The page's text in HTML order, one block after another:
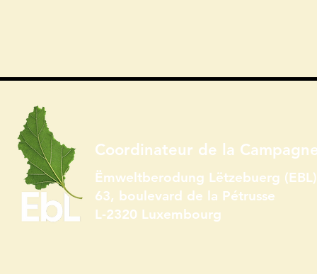
Coordinateur de la
Ëmweltberodung Lëtzebuerg
63, boulevard de la Pétrusse
L-2320 Luxembourg